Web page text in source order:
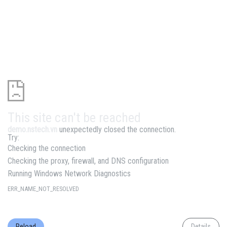
unexpectedly closed the connection.
Try:
Checking the connection
Checking the proxy, firewall, and DNS configuration
Running Windows Network Diagnostics
ERR_NAME_NOT_RESOLVED